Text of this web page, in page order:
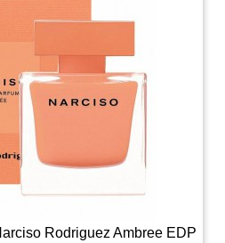
Rodriguez Ambree EDP